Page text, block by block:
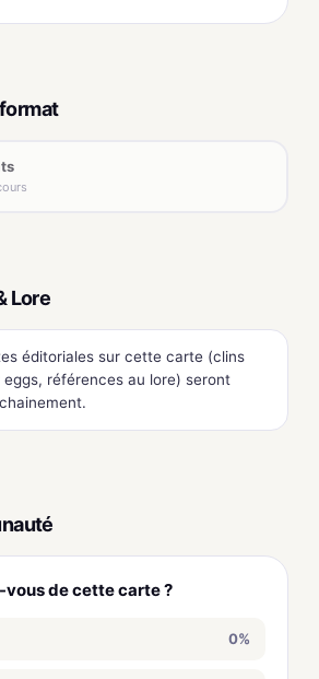
Lore
éditoriales sur cette carte (clins
références au lore) seront
vous de cette carte ?
0%